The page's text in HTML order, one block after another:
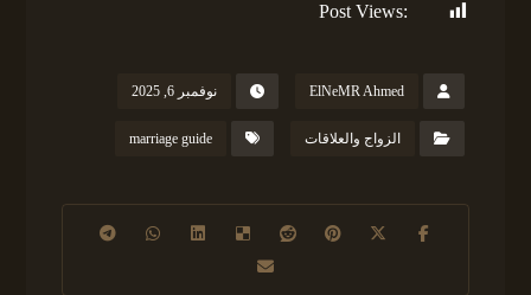
Post Views:
ElNeMR Ahmed نوفمبر 6, 2025
الزواج والعلاقات marriage guide